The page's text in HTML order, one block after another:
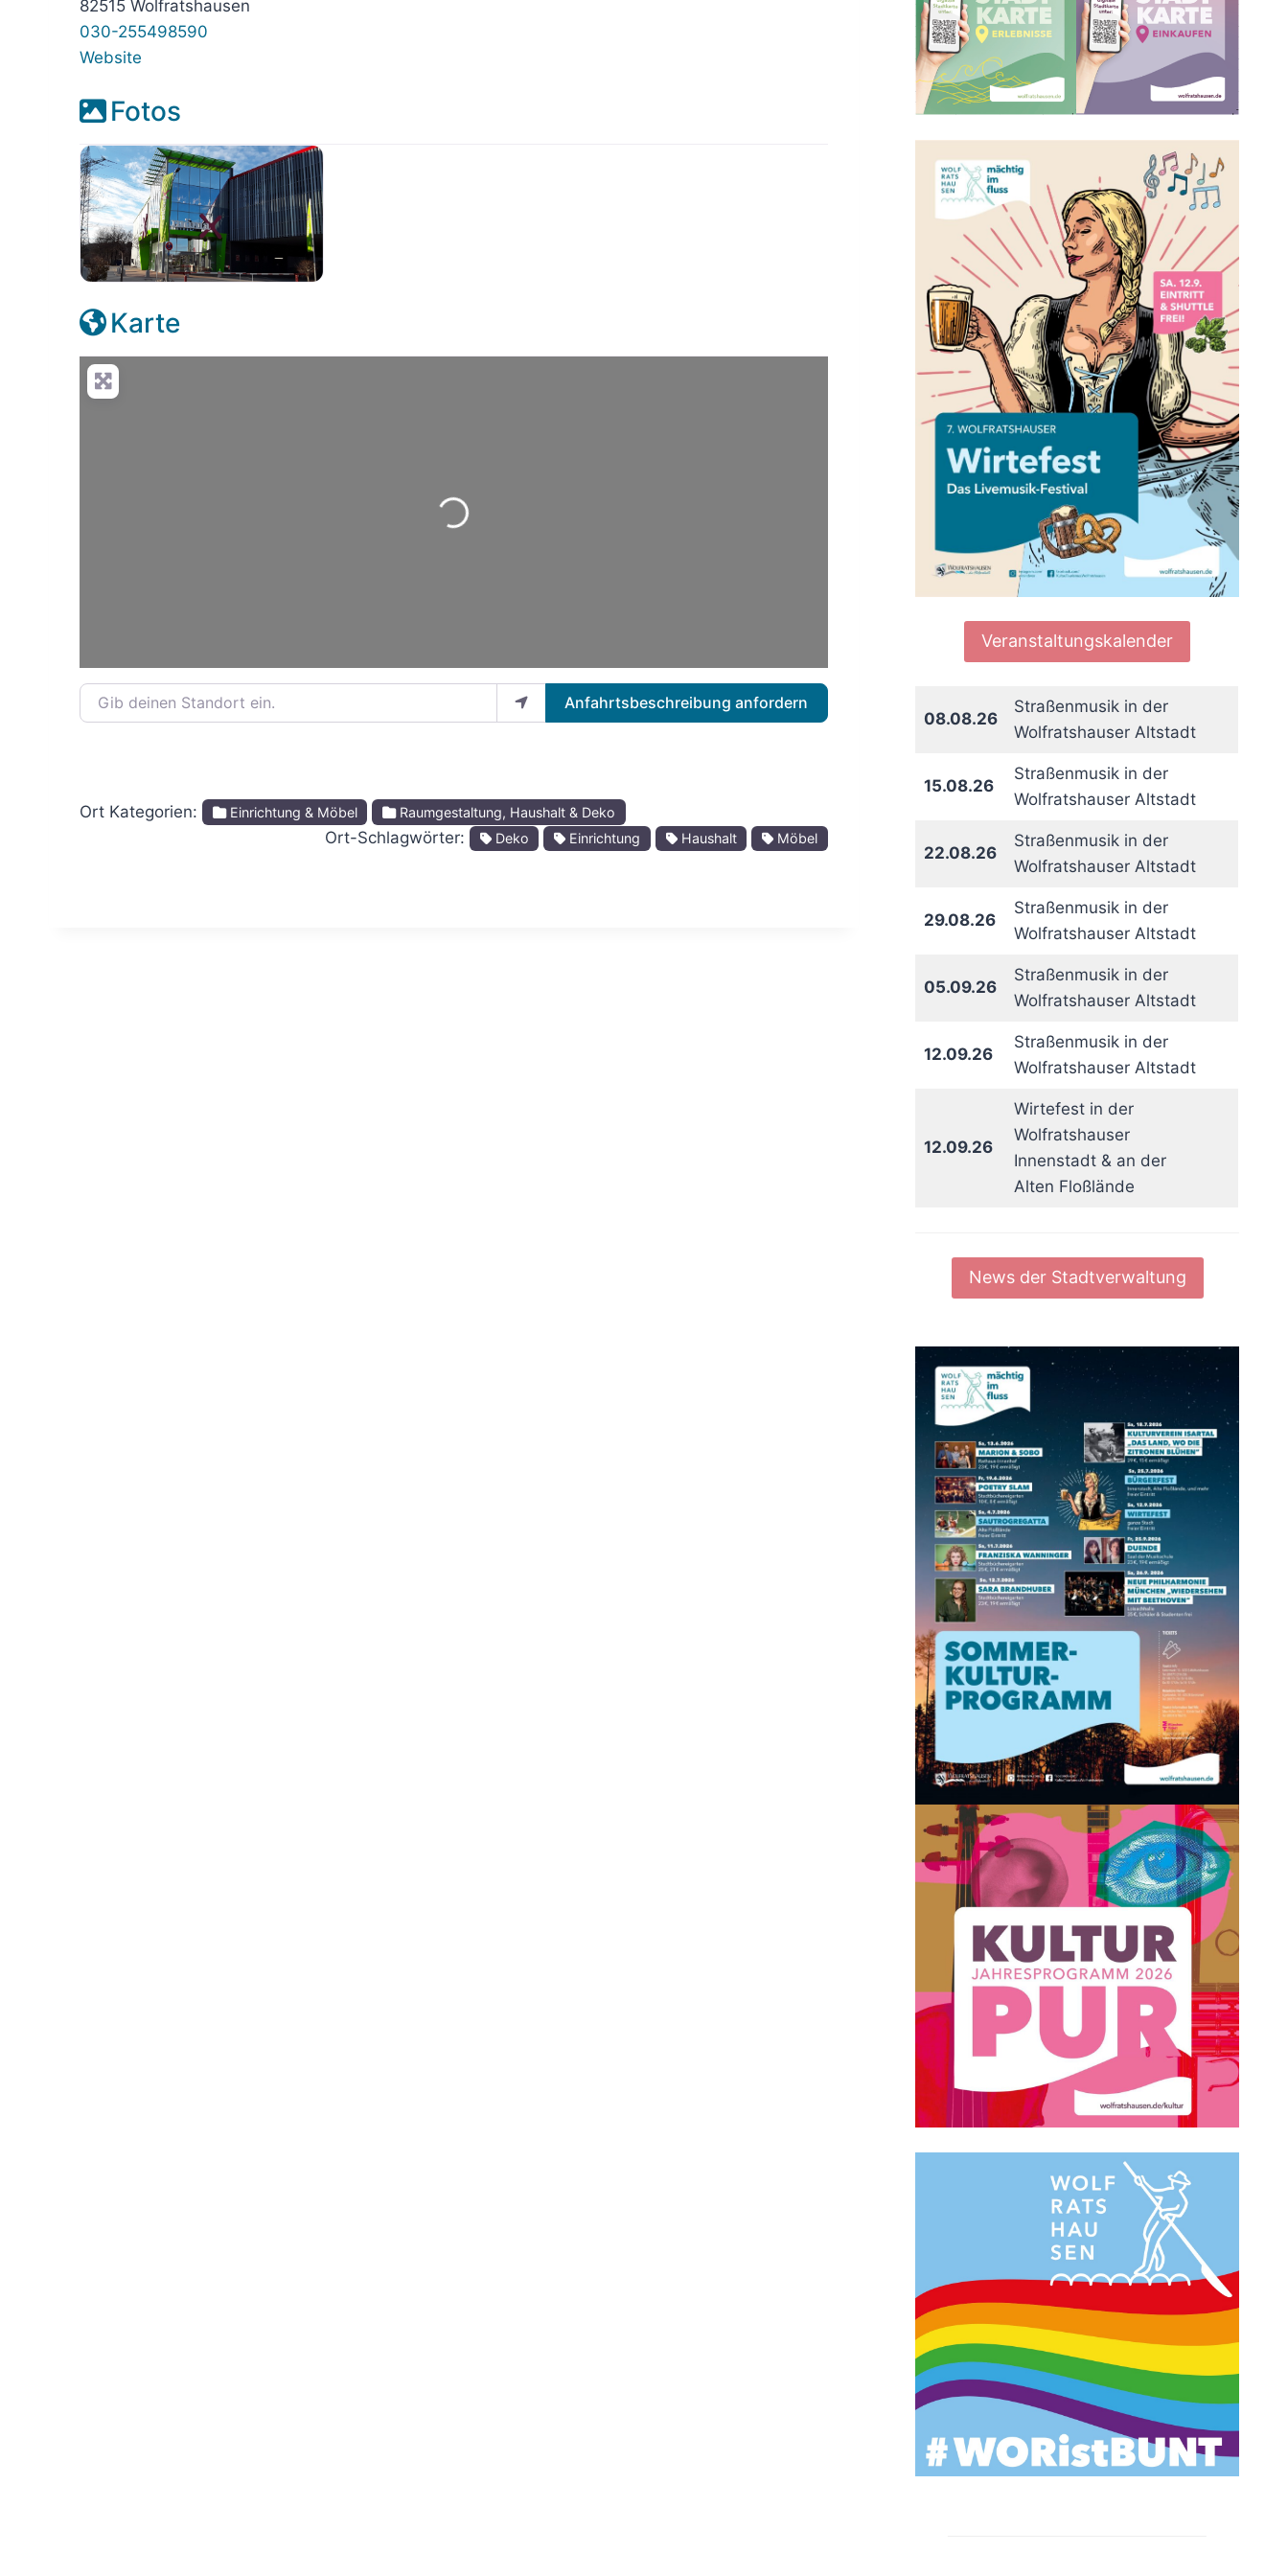
82515 Wolfratshausen
030-255498590
Website
Fotos
Karte
Wird geladen …
Gib deinen Standort ein. Anfahrtsbeschreibung anfordern
Ort Kategorien: Einrichtung & Möbel Raumgestaltung, Haushalt & Deko
Ort-Schlagwörter: Deko Einrichtung Haushalt Möbel
Veranstaltungskalender
08.08.26
Straßenmusik in der
Wolfratshauser Altstadt
15.08.26
Straßenmusik in der
Wolfratshauser Altstadt
22.08.26
Straßenmusik in der
Wolfratshauser Altstadt
29.08.26
Straßenmusik in der
Wolfratshauser Altstadt
05.09.26
Straßenmusik in der
Wolfratshauser Altstadt
12.09.26
Straßenmusik in der
Wolfratshauser Altstadt
12.09.26
Wirtefest in der
Wolfratshauser
Innenstadt & an der
Alten Floßlände
News der Stadtverwaltung